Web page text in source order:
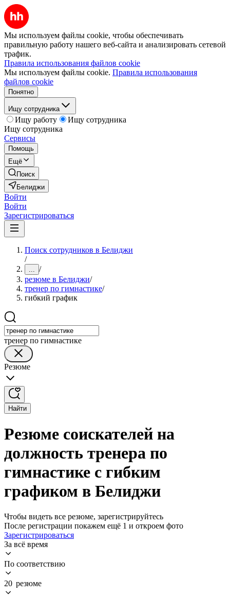
Мы используем файлы cookie, чтобы обеспечивать
правильную работу нашего веб-сайта и анализировать сетевой
трафик.
Правила использования файлов cookie
Мы используем файлы cookie. Правила использования
файлов cookie
Понятно
Ищу сотрудника
Ищу работу
Ищу сотрудника
Ищу сотрудника
Сервисы
Помощь
Ещё
Поиск
Белиджи
Войти
Войти
Зарегистрироваться
Поиск сотрудников в Белиджи
/
... /
резюме в Белиджи/
тренер по гимнастике/
гибкий график
тренер по гимнастике
Резюме
Найти
Резюме соискателей на
должность тренера по
гимнастике с гибким
графиком в Белиджи
Чтобы видеть все резюме, зарегистрируйтесь
После регистрации покажем ещё 1 и откроем фото
Зарегистрироваться
За всё время
По соответствию
20 резюме